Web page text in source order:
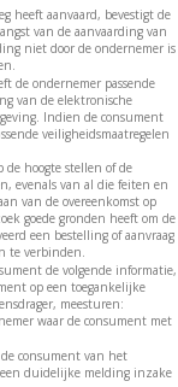
heeft aanvaard, bevestigt de
van de aanvaarding van
niet door de ondernemer is
de ondernemer passende
van de elektronische
Indien de consument
veiligheidsmaatregelen
hoogte stellen of de
evenals van al die feiten en
van de overeenkomst op
goede gronden heeft om de
een bestelling of aanvraag
te verbinden.
de volgende informatie,
op een toegankelijke
meesturen:
waar de consument met
consument van het
duidelijke melding inzake